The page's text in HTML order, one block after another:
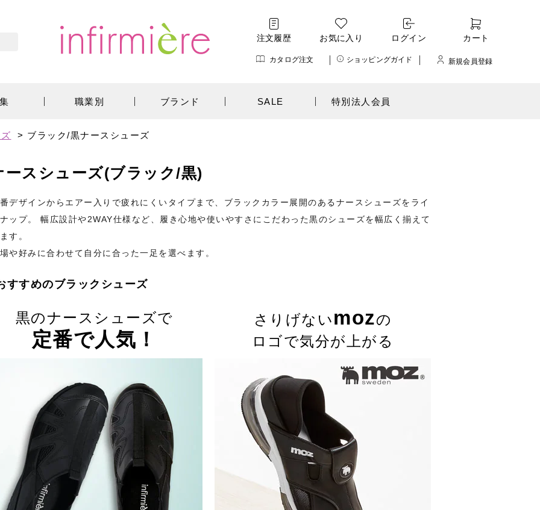
注文履歴 お気に入り ログイン カート
カタログ注文 ショッピングガイド 新規会員登録
職業別 ブランド SALE 特別法人会員
> ブラック/黒ナースシューズ
ースシューズ(ブラック/黒)
デザインからエアー入りで疲れにくいタイプまで、ブラックカラー展開のあるナースシューズをライ
ップ。 幅広設計や2WAY仕様など、履き心地や使いやすさにこだわった黒のシューズを幅広く揃えて
す。
や好みに合わせて自分に合った一足を選べます。
すすめのブラックシューズ
黒のナースシューズで
定番で人気！
さりげないmozの
ロゴで気分が上がる